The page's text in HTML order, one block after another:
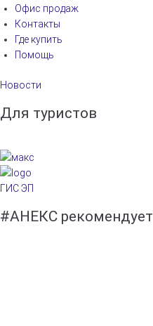
Офис продаж
Контакты
Где купить
Помощь
Новости
Для туристов
ГИС ЭП
#АНЕКС рекомендует